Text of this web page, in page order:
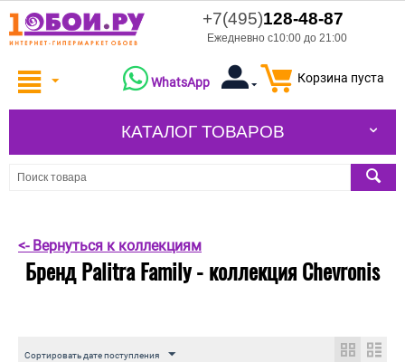
+7(495)128-48-87
Ежедневно с10:00 до 21:00
Корзина пуста
WhatsApp
КАТАЛОГ ТОВАРОВ
<- Вернуться к коллекциям
Бренд Palitra Family - коллекция Chevronis
Сортировать дате поступления